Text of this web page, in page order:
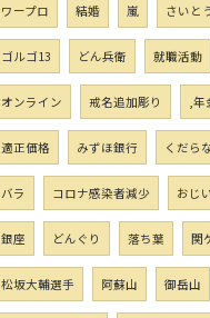
ワープロ 結婚 嵐 さいと
ゴルゴ13 どん兵衛 就職活動
オンライン 戒名追加彫り ,年
適正価格 みずほ銀行 くだら
バラ コロナ感染者減少 おじ
銀座 どんぐり 落ち葉 関
松坂大輔選手 阿蘇山 御岳山